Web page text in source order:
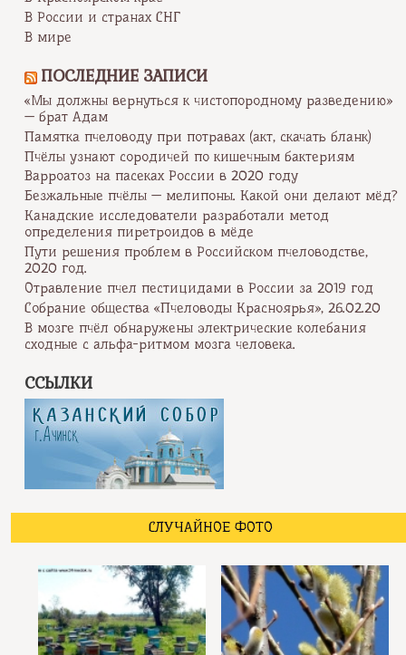
В России и странах СНГ
В мире
ПОСЛЕДНИЕ ЗАПИСИ
«Мы должны вернуться к чистопородному разведению»
— брат Адам
Памятка пчеловоду при потравах (акт, скачать бланк)
Пчёлы узнают сородичей по кишечным бактериям
Варроатоз на пасеках России в 2020 году
Безжальные пчёлы — мелипоны. Какой они делают мёд?
Канадские исследователи разработали метод
определения пиретроидов в мёде
Пути решения проблем в Российском пчеловодстве,
2020 год.
Отравление пчел пестицидами в России за 2019 год
Собрание общества «Пчеловоды Красноярья», 26.02.20
В мозге пчёл обнаружены электрические колебания
сходные с альфа-ритмом мозга человека.
ССЫЛКИ
СЛУЧАЙНОЕ ФОТО